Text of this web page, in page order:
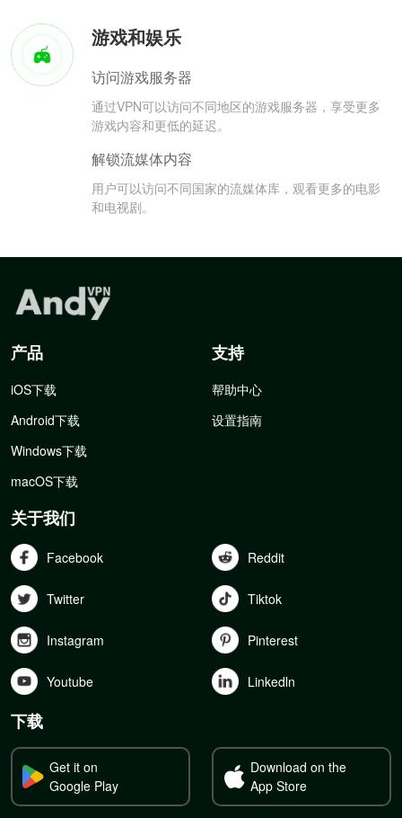
游戏和娱乐
访问游戏服务器
通过VPN可以访问不同地区的游戏服务器，享受更多
游戏内容和更低的延迟。
解锁流媒体内容
用户可以访问不同国家的流媒体库，观看更多的电影
和电视剧。
产品
iOS下载
Android下载
Windows下载
macOS下载
支持
帮助中心
设置指南
关于我们
Facebook Reddit
Twitter Tiktok
Instagram Pinterest
Youtube Linkedln
下载
Get it on
Google Play
Download on the
App Store